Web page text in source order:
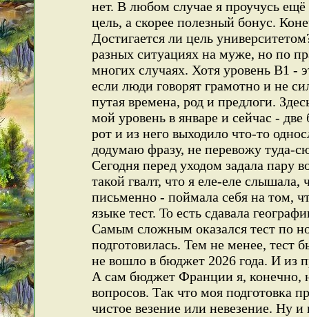
нет. В любом случае я проучусь
цель, а скорее полезный бонус.
Достигается ли цель
разных ситуациях на муже, но по
многих случаях. Хотя уровень В1 -
если люди говорят грамотно и не
путая времена, род и предлоги.
мой уровень в январе и сейчас -
рот и из него выходило что-то
додумаю фразу, не перевожу туда-
Сегодня перед уходом задала пару
такой гвалт, что я еле-еле слышала,
письменно - поймала себя на том,
языке тест. То есть сдавала
Самым сложным оказался тест по
подготовилась. Тем не менее, тест
не вошло в бюджет 2026 года. И из
А сам бюджет Франции я, конечно,
вопросов. Так что моя подготовка
чистое везение или невезение. Ну